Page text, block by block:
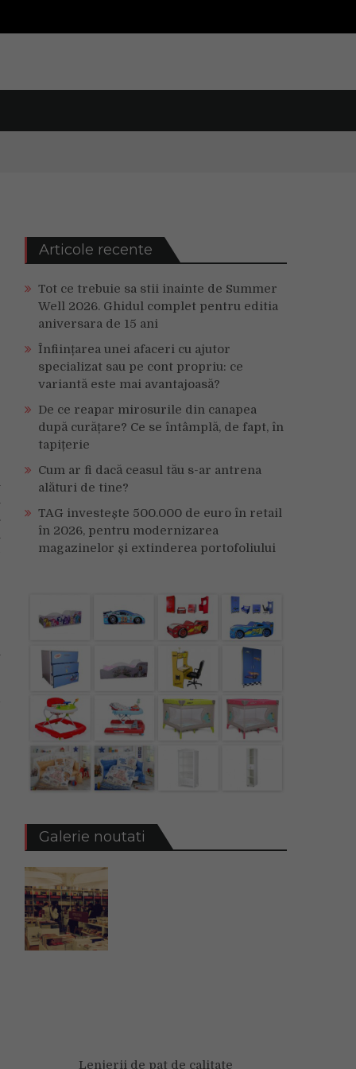
Articole recente
Tot ce trebuie sa stii inainte de Summer
Well 2026. Ghidul complet pentru editia
aniversara de 15 ani
Înființarea unei afaceri cu ajutor
specializat sau pe cont propriu: ce
variantă este mai avantajoasă?
De ce reapar mirosurile din canapea
după curățare? Ce se întâmplă, de fapt, în
tapițerie
Cum ar fi dacă ceasul tău s-ar antrena
alături de tine?
TAG investește 500.000 de euro în retail
în 2026, pentru modernizarea
magazinelor și extinderea portofoliului
Galerie noutati
Lenjerii de pat de calitate